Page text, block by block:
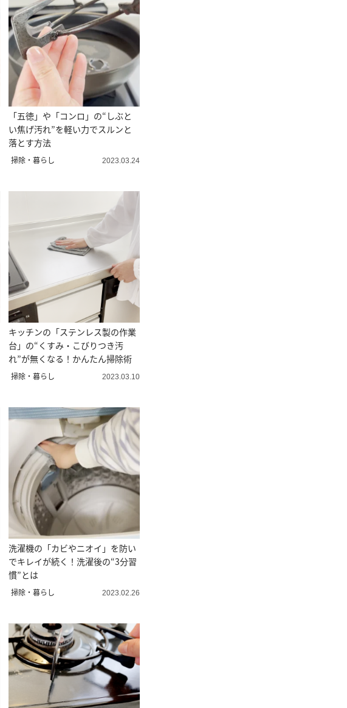
「五徳」や「コンロ」の“しぶと
い焦げ汚れ”を軽い力でスルンと
落とす方法
掃除・暮らし 2023.03.24
キッチンの「ステンレス製の作業
台」の“くすみ・こびりつき汚
れ”が無くなる！かんたん掃除術
掃除・暮らし 2023.03.10
洗濯機の「カビやニオイ」を防い
でキレイが続く！洗濯後の“3分習
慣”とは
掃除・暮らし 2023.02.26